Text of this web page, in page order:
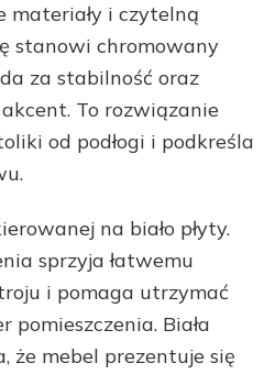
materiały i czytelną
stanowi chromowany
za stabilność oraz
To rozwiązanie
od podłogi i podkreśla
na biało płyty.
sprzyja łatwemu
i pomaga utrzymać
pomieszczenia. Biała
że mebel prezentuje się